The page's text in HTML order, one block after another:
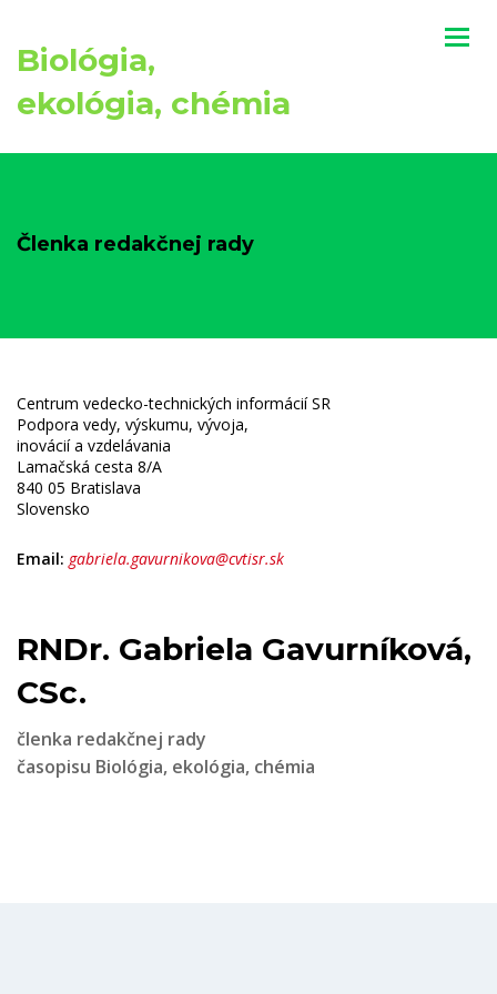
Biológia,
ekológia, chémia
Členka redakčnej rady
Centrum vedecko-technických informácií SR
Podpora vedy, výskumu, vývoja,
inovácií a vzdelávania
Lamačská cesta 8/A
840 05 Bratislava
Slovensko
Email: gabriela.gavurnikova@cvtisr.sk
RNDr. Gabriela Gavurníková,
CSc.
členka redakčnej rady
časopisu Biológia, ekológia, chémia